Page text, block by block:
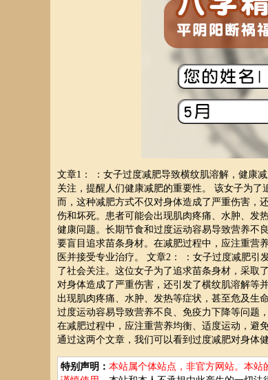
文章1： ：女子过度减肥导致横纹肌溶解，健康
关注，提醒人们健康减肥的重要性。 该女子为
而，这种减肥方式不仅对身体造成了严重伤害，
伤和坏死。患者可能会出现肌肉疼痛、水肿、发
健康问题。长期节食和过度运动容易导致营养不
要盲目追求苗条身材。在减肥过程中，应注重营
医并接受专业治疗。 文章2： ：女子过度减肥
了社会关注。这位女子为了追求苗条身材，采取
对身体造成了严重伤害，还引发了横纹肌溶解等
出现肌肉疼痛、水肿、发热等症状，甚至危及生
过度运动容易导致营养不良、免疫力下降等问题
在减肥过程中，应注重营养均衡、适度运动，避
通过这两个文章，我们可以看到过度减肥对身体
特别声明： 本站属个体站点，非官方网站。本